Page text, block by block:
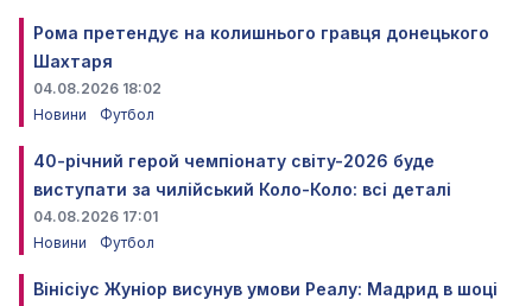
Рома претендує на колишнього гравця донецького
Шахтаря
04.08.2026 18:02
Новини
Футбол
40-річний герой чемпіонату світу-2026 буде
виступати за чилійський Коло-Коло: всі деталі
04.08.2026 17:01
Новини
Футбол
Вінісіус Жуніор висунув умови Реалу: Мадрид в шоці